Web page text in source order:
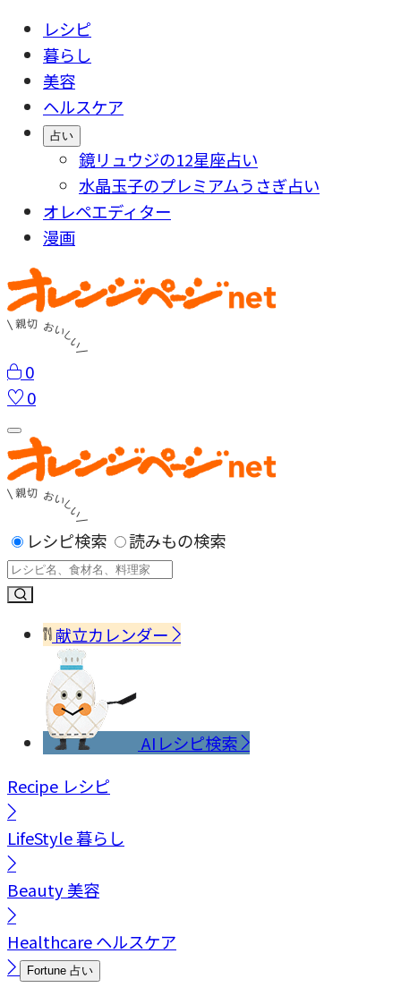
レシピ
暮らし
美容
ヘルスケア
占い
鏡リュウジの12星座占い
水晶玉子のプレミアムうさぎ占い
オレペエディター
漫画
0
0
レシピ検索 読みもの検索
献立カレンダー
AIレシピ検索
Recipe レシピ
LifeStyle暮らし
Beauty美容
Healthcareヘルスケア
Fortune 占い